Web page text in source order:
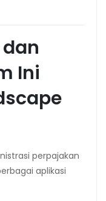
Ini
perpajakan
aplikasi